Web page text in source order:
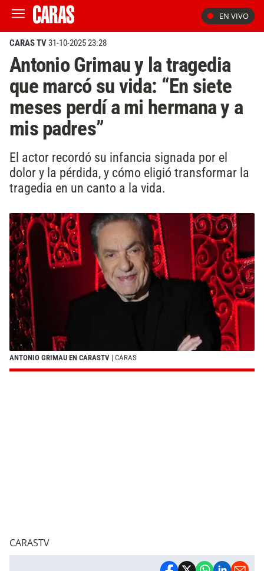
EN VIVO
CARAS TV31-10-2025 23:28
Antonio Grimau y la tragedia
que marcó su vida: “En siete
meses perdí a mi hermana y a
mis padres”
El actor recordó su infancia signada por el
dolor y la pérdida, y cómo eligió transformar la
tragedia en un canto a la vida.
ANTONIO GRIMAU EN CARASTV | CARAS
CARASTV